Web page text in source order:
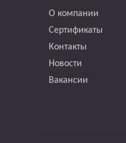
О компании
Сертификаты
Контакты
Новости
Вакансии